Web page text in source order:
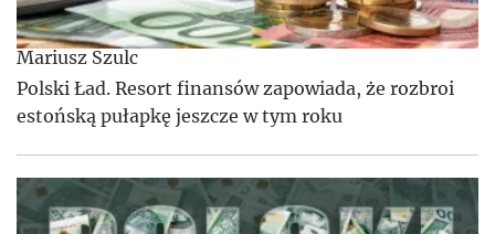
Mariusz Szulc
Polski Ład. Resort finansów zapowiada, że rozbroi
estońską pułapkę jeszcze w tym roku